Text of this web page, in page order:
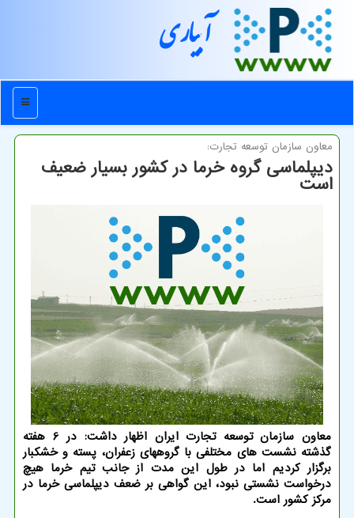
آبیاری
منو
معاون سازمان توسعه تجارت:
دیپلماسی گروه خرما در کشور بسیار ضعیف
است
معاون سازمان توسعه تجارت ایران اظهار داشت: در 6 هفته
گذشته نشست های مختلفی با گروههای زعفران، پسته و خشکبار
برگزار کردیم اما در طول این مدت از جانب تیم خرما هیچ
درخواست نشستی نبود، این گواهی بر ضعف دیپلماسی خرما در
مرکز کشور است.